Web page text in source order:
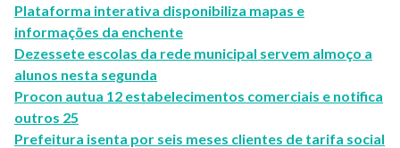
Plataforma interativa disponibiliza mapas e
informações da enchente
Dezessete escolas da rede municipal servem almoço a
alunos nesta segunda
Procon autua 12 estabelecimentos comerciais e notifica
outros 25
Prefeitura isenta por seis meses clientes de tarifa social